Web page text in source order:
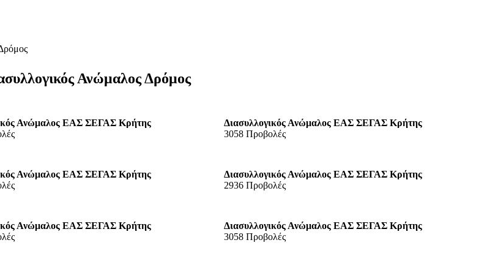
Ανώμαλος Δρόμος
Ανώμαλος ΕΑΣ ΣΕΓΑΣ Κρήτης
Διασυλλογικός Ανώμαλος ΕΑΣ ΣΕΓΑΣ Κρήτης
3058 Προβολές
Ανώμαλος ΕΑΣ ΣΕΓΑΣ Κρήτης
Διασυλλογικός Ανώμαλος ΕΑΣ ΣΕΓΑΣ Κρήτης
2936 Προβολές
Ανώμαλος ΕΑΣ ΣΕΓΑΣ Κρήτης
Διασυλλογικός Ανώμαλος ΕΑΣ ΣΕΓΑΣ Κρήτης
3058 Προβολές